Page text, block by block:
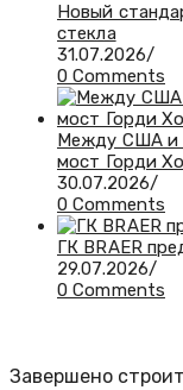
Новый
стекла
31.07.2026/
0 Comments
Между США и
мост Горди
30.07.2026/
0 Comments
ГК BRAER
29.07.2026/
0 Comments
Завершено